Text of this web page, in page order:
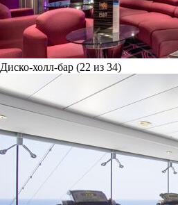
Диско-холл-бар (22 из 34)